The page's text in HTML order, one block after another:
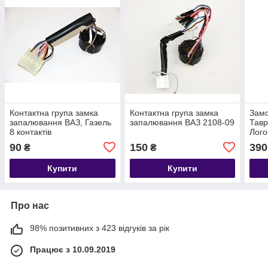
Контактна група замка
запалювання ВАЗ, Газель
8 контактів
90 ₴
Купити
Контактна група замка
запалювання ВАЗ 2108-09
150₴
Купити
390
Про нас
98% позитивних з 423 відгуків за рік
Працює з 10.09.2019